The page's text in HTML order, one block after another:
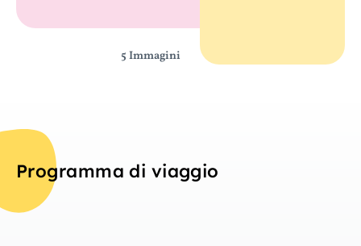
5 Immagini
Programma di viaggio